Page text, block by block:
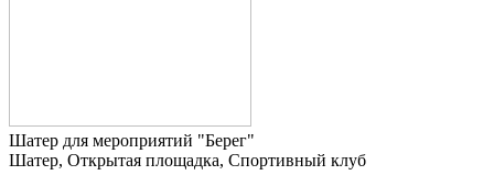
Шатер для мероприятий "Берег"
Шатер, Открытая площадка, Спортивный клуб